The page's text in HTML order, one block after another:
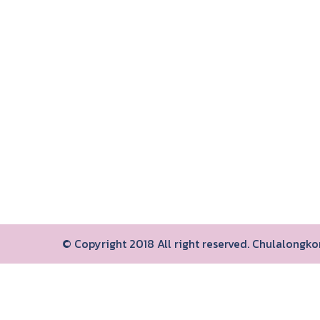
© Copyright 2018 All right reserved.